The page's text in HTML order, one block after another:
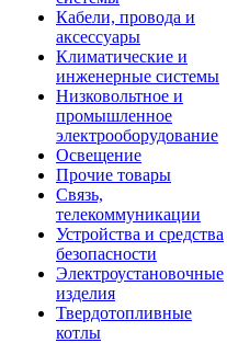
Кабели, провода и
аксессуары
Климатические и
инженерные системы
Низковольтное и
промышленное
электрооборудование
Освещение
Прочие товары
Связь,
телекоммуникации
Устройства и средства
безопасности
Электроустановочные
изделия
Твердотопливные
котлы